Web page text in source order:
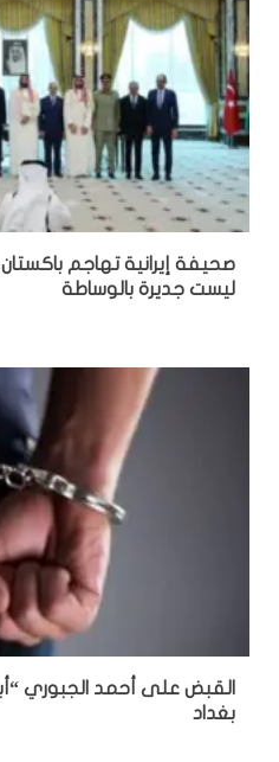
صحيفة إيرانية تهاجم
ليست جديرة بالوساطة
القبض على أحمد الجبوري
بغداد